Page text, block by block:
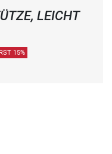
LEICHT
15%